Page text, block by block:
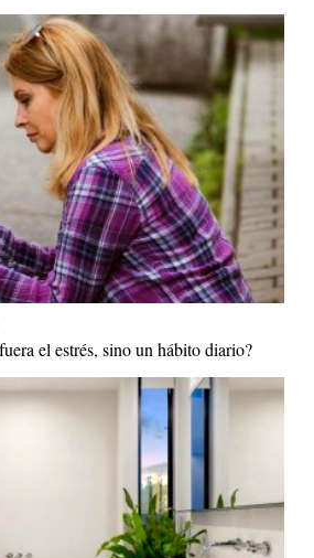
el estrés, sino un hábito diario?